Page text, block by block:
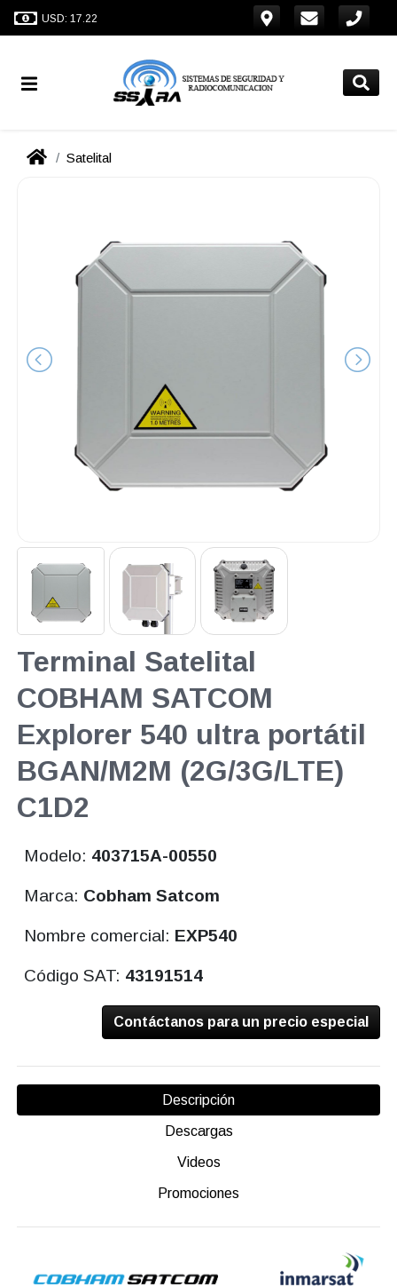
USD: 17.22
Satelital
Terminal Satelital
COBHAM SATCOM
Explorer 540 ultra portátil
BGAN/M2M (2G/3G/LTE)
C1D2
Modelo: 403715A-00550
Marca: Cobham Satcom
Nombre comercial: EXP540
Código SAT: 43191514
Contáctanos para un precio especial
Descripción
Descargas
Videos
Promociones